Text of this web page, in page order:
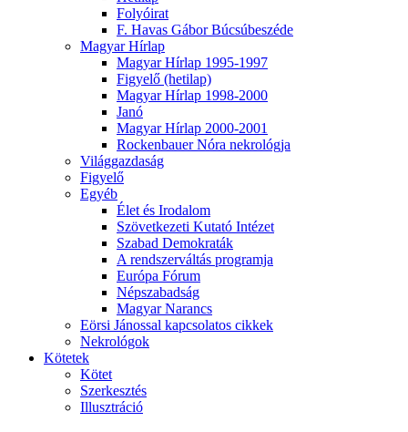
Folyóirat
F. Havas Gábor Búcsúbeszéde
Magyar Hírlap
Magyar Hírlap 1995-1997
Figyelő (hetilap)
Magyar Hírlap 1998-2000
Janó
Magyar Hírlap 2000-2001
Rockenbauer Nóra nekrológja
Világgazdaság
Figyelő
Egyéb
Élet és Irodalom
Szövetkezeti Kutató Intézet
Szabad Demokraták
A rendszerváltás programja
Európa Fórum
Népszabadság
Magyar Narancs
Eörsi Jánossal kapcsolatos cikkek
Nekrológok
Kötetek
Kötet
Szerkesztés
Illusztráció